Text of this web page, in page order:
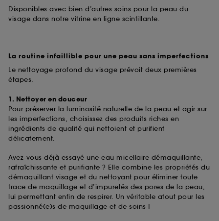
Disponibles avec bien d’autres soins pour la peau du
visage dans notre vitrine en ligne scintillante.
La routine infaillible pour une peau sans imperfections
Le nettoyage profond du visage prévoit deux premières
étapes.
1. Nettoyer en douceur
Pour préserver la luminosité naturelle de la peau et agir sur
les imperfections, choisissez des produits riches en
ingrédients de qualité qui nettoient et purifient
délicatement.
Avez-vous déjà essayé une eau micellaire démaquillante,
rafraîchissante et purifiante ? Elle combine les propriétés du
démaquillant visage et du nettoyant pour éliminer toute
trace de maquillage et d’impuretés des pores de la peau,
lui permettant enfin de respirer. Un véritable atout pour les
passionné(e)s de maquillage et de soins !